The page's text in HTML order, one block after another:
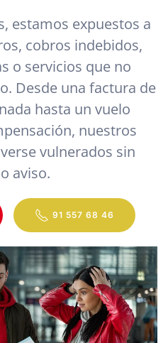
estamos expuestos a
cobros indebidos,
o servicios que no
Desde una factura de
hasta un vuelo
nuestros
vulnerados sin
aviso.
91 557 68 46